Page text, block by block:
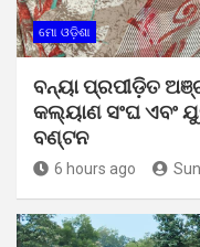
ମୋ ଓଡ଼ିଶା
ବନ୍ୟା ପ୍ରପୀଡ଼ିତ
କଲ୍ୟାଣ ସଂଘ ଏବଂ
ବଣ୍ଟନ
6 hours ago